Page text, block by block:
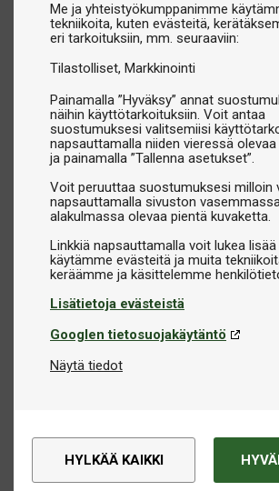
Me ja yhteistyökumppanimme
tekniikoita, kuten evästeitä,
eri tarkoituksiin, mm. seuraaviin:
Tilastolliset Markkinointi
Painamalla ”Hyväksy” annat
näihin käyttötarkoituksiin. Voit antaa
suostumuksesi valitsemiisi
napsauttamalla niiden vieressä
ja painamalla ”Tallenna asetukset”.
Voit peruuttaa suostumuksesi milloin
napsauttamalla sivuston
alakulmassa olevaa pientä kuvaketta.
Linkkiä napsauttamalla voit lukea
käytämme evästeitä ja muita
Lisätietoja evästeistä
Googlen tietosuojakäytäntö
Näytä tiedot
HYLKÄÄ KAIKKI